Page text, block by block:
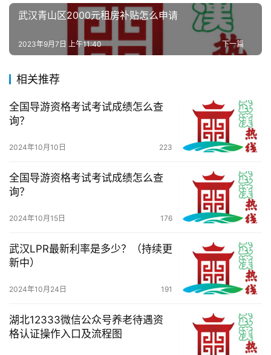
关
我
们
务
导
武汉青山区2000元租房补贴怎么申请
下一篇
2023年9月7日 上午11:40
相关推荐
全国导游资格考试考试成绩怎么查
询？
2024年10月10日 223
全国导游资格考试考试成绩怎么查
询？
2024年10月15日 176
武汉LPR最新利率是多少？（持续更
新中）
2024年10月24日 191
湖北12333微信公众号养老待遇资
格认证操作入口及流程图